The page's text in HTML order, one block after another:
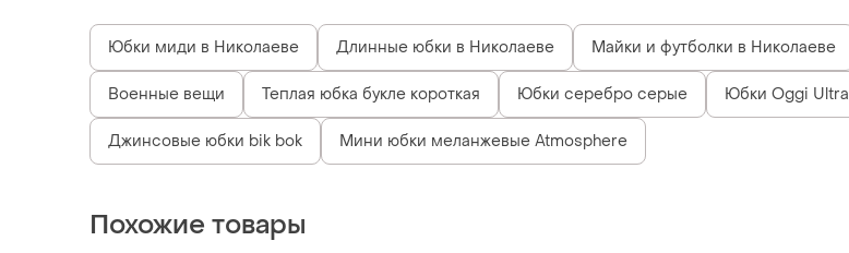
Юбки миди в Николаеве Длинные юбки в Николаеве Майки и футболки в Николаеве
Военные вещи Теплая юбка букле короткая Юбки серебро серые Юбки Oggi Ultra
Джинсовые юбки bik bok Мини юбки меланжевые Atmosphere
Похожие товары